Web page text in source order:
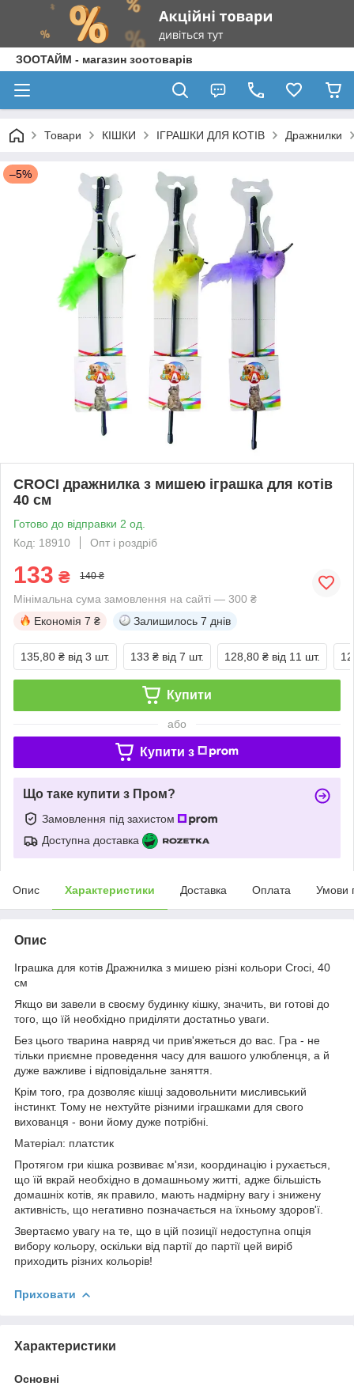
ЗООТАЙМ - магазин зоотоварів
Товари КІШКИ ІГРАШКИ ДЛЯ КОТІВ Дражнилки
–5%
CROCI дражнилка з мишею іграшка для котів
40 см
Готово до відправки 2 од.
Код: 18910
Опт і роздріб
133 ₴ 140 ₴
Мінімальна сума замовлення на сайті — 300 ₴
Економія 7 ₴ Залишилось 7 днів
135,80 ₴ від 3 шт. 133 ₴ від 7 шт. 128,80 ₴ від 11 шт.
Купити
або
Купити з
Що таке купити з Пром?
Замовлення під захистом
Доступна доставка
Опис Характеристики Доставка Оплата Умови
Опис
Іграшка для котів Дражнилка з мишею різні кольори Croci, 40
см
Якщо ви завели в своєму будинку кішку, значить, ви готові до
того, що їй необхідно приділяти достатньо уваги.
Без цього тварина навряд чи прив'яжеться до вас. Гра - не
тільки приємне проведення часу для вашого улюбленця, а й
дуже важливе і відповідальне заняття.
Крім того, гра дозволяє кішці задовольнити мисливський
інстинкт. Тому не нехтуйте різними іграшками для свого
вихованця - вони йому дуже потрібні.
Матеріал: платстик
Протягом гри кішка розвиває м'язи, координацію і рухається,
що їй вкрай необхідно в домашньому житті, адже більшість
домашніх котів, як правило, мають надмірну вагу і знижену
активність, що негативно позначається на їхньому здоров'ї.
Звертаємо увагу на те, що в цій позиції недоступна опція
вибору кольору, оскільки від партії до партії цей виріб
приходить різних кольорів!
Приховати
Характеристики
Основні